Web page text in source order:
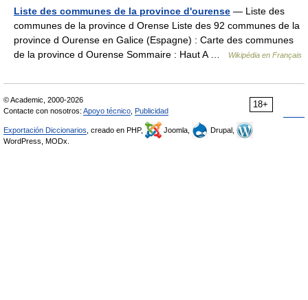
Liste des communes de la province d'ourense — Liste des
communes de la province d Orense Liste des 92 communes de la
province d Ourense en Galice (Espagne) : Carte des communes
de la province d Ourense Sommaire : Haut A …
Wikipédia en Français
18+
© Academic, 2000-2026
Contacte con nosotros: Apoyo técnico Publicidad
Exportación Diccionarios , creado en PHP, Joomla,
Drupal,
WordPress, MODx.